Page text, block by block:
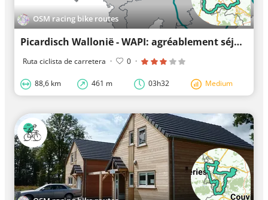
OSM racing bike routes
Picardisch Wallonië - WAPI: agréablement séjourner sur le vélo
Ruta ciclista de carretera · 0 ·
88,6 km 461 m 03h32 Medium